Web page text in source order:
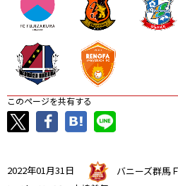
このページを共有する
2022年01月31日
バニーズ群馬